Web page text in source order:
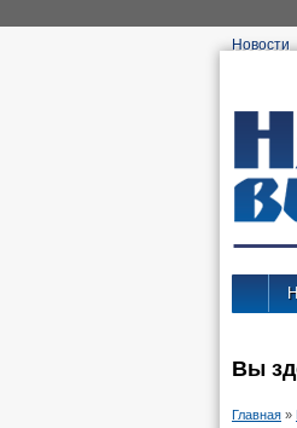
Новости
Вы
Главная »